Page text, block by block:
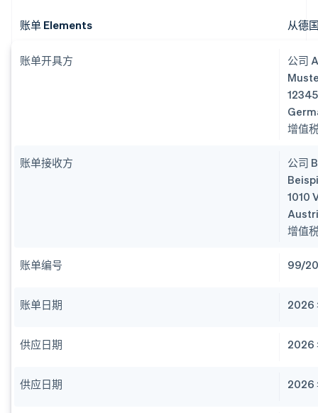
账单 Elements 从德
账单开具方
公司 A
增值
账单接收方
公司 B
1010
增值
账单编号 99/
账单日期 2026
供应日期 2026
供应日期 2026